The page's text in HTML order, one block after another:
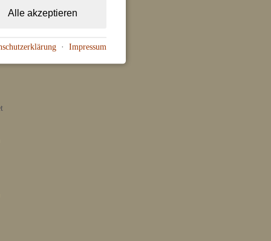
Alle akzeptieren
· Impressum